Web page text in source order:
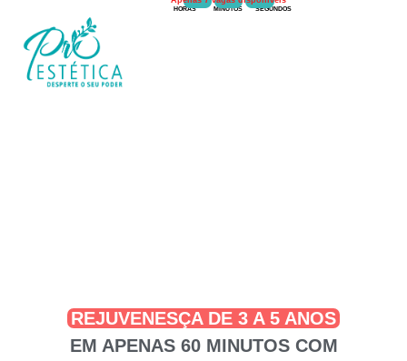
HORAS MINUTOS SEGUNDOS
REJUVENESÇA DE 3 A 5 ANOS
EM APENAS 60 MINUTOS COM